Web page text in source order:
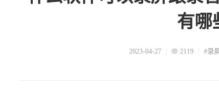
有哪
2023-04-27 2119 #录